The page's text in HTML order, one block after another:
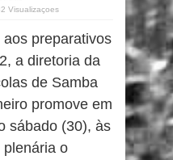
Visualizaçoes
preparativos
a diretoria da
de Samba
promove em
sábado (30), às
plenária o